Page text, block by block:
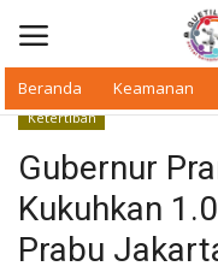
Beranda Keamanan
Beranda
Ketertiban
Gubernur
Kukuhkan
Prabu